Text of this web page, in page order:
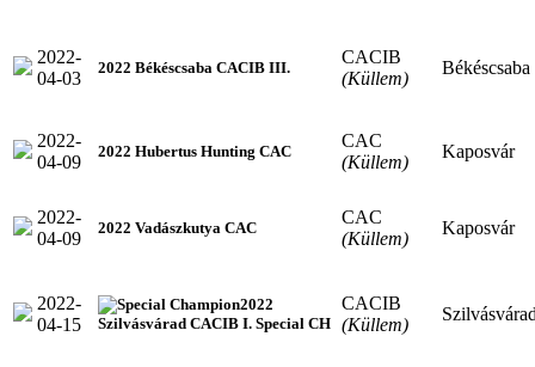
2022-
04-03
2022 Békéscsaba CACIB III.
CACIB
(Küllem)
Békéscsaba
2022-
04-09
2022 Hubertus Hunting CAC
CAC
(Küllem)
Kaposvár
2022-
04-09
2022 Vadászkutya CAC
CAC
(Küllem)
Kaposvár
2022-
04-15
2022
Szilvásvárad CACIB I. Special CH
CACIB
(Küllem)